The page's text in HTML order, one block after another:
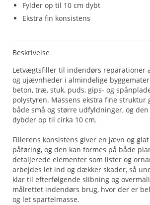
Fylder op til 10 cm dybt
Ekstra fin konsistens
Beskrivelse
Letvægtsfiller til indendørs reparationer
og ujævnheder i almindelige
beton, træ, stuk, puds, gips- og
polystyren. Massens ekstra fine struktur
både små og større udfyldninger, og
dybder op til cirka 10 cm.
Fillerens konsistens giver en jævn og
påføring, og den kan formes på både
detaljerede elementer som lister og
arbejdes let ind og dækker skader, så
klar til efterfølgende slibning og
målrettet indendørs brug, hvor der er
og let spartelmasse.